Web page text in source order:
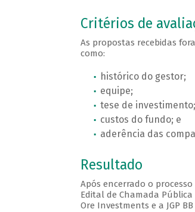
Critérios de
As propostas recebidas
como:
histórico do gestor;
equipe;
tese de investimento;
custos do fundo; e
aderência das
Resultado
Após encerrado o
Edital de Chamada
Ore Investments e a JGP